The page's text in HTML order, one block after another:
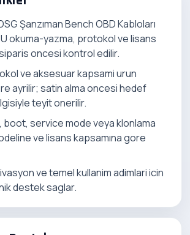
Şanzıman Bench OBD Kabloları
okuma-yazma, protokol ve lisans
oncesi kontrol edilir.
ve aksesuar kapsami urun
ayrilir; satin alma oncesi hedef
teyit onerilir.
boot, service mode veya klonlama
ve lisans kapsamına gore
ve temel kullanim adimlari icin
destek saglar.